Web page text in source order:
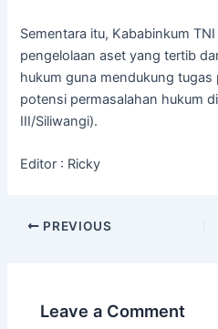
Sementara itu, Kababinkum
pengelolaan aset yang tertib
hukum guna mendukung
potensi permasalahan hukum
III/Siliwangi).
Editor : Ricky
PREVIOUS
Leave a Comment